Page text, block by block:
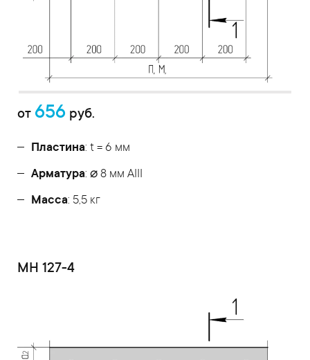
от 656 руб.
Пластина: t = 6 мм
Арматура: ⌀ 8 мм АIII
Масса: 5,5 кг
МН 127-4